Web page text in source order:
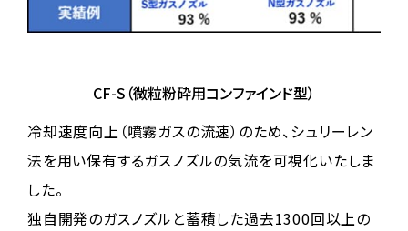
CF-S（微粒粉砕用コンファインド型）
冷却速度向上（噴霧ガスの流速）のため、シュリーレン
法を用い保有するガスノズルの気流を可視化いたしま
した。
独自開発のガスノズルと蓄積した過去1300回以上の